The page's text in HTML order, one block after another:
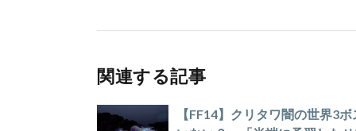
関連する記事
【FF14】クリタワ闇の世界3